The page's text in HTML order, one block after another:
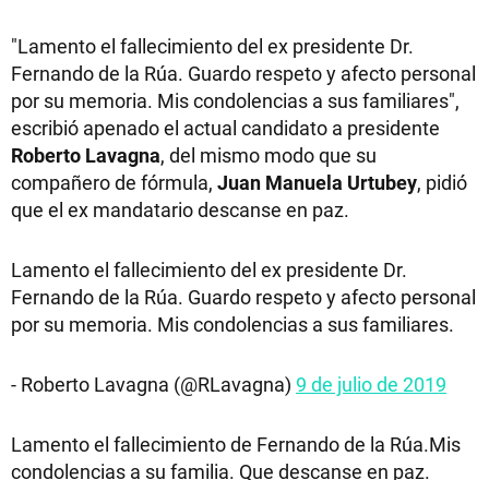
"Lamento el fallecimiento del ex presidente Dr.
Fernando de la Rúa. Guardo respeto y afecto personal
por su memoria. Mis condolencias a sus familiares",
escribió apenado el actual candidato a presidente
Roberto Lavagna, del mismo modo que su
compañero de fórmula, Juan Manuela Urtubey, pidió
que el ex mandatario descanse en paz.
Lamento el fallecimiento del ex presidente Dr.
Fernando de la Rúa. Guardo respeto y afecto personal
por su memoria. Mis condolencias a sus familiares.
- Roberto Lavagna (@RLavagna) 9 de julio de 2019
Lamento el fallecimiento de Fernando de la Rúa.Mis
condolencias a su familia. Que descanse en paz.